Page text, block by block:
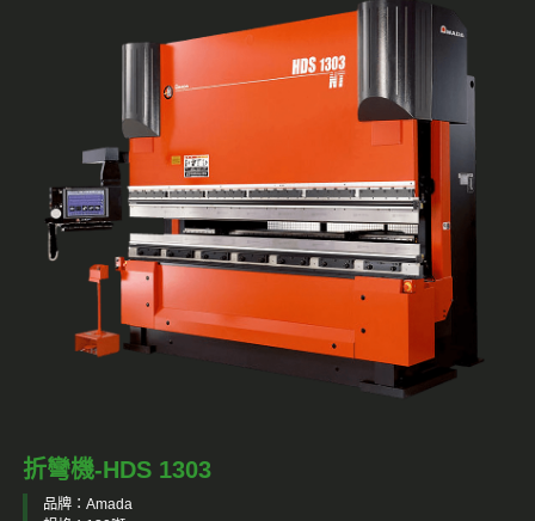
折彎機-HDS 1303
品牌：Amada